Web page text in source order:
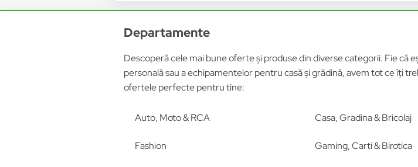
Departamente
Descoperă cele mai bune oferte și produse din diverse categorii. Fie că
personală sau a echipamentelor pentru casă și grădină, avem tot ce îți
ofertele perfecte pentru tine:
Auto, Moto & RCA Casa, Gradina & Bricolaj
Fashion Gaming, Carti & Birotica